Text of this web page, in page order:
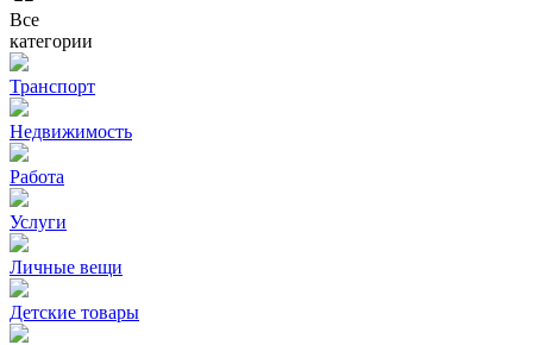
Все
категории
Транспорт
Недвижимость
Работа
Услуги
Личные вещи
Детские товары